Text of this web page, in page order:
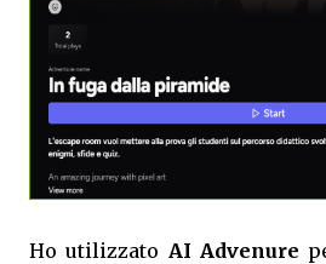
Ho utilizzato AI Advenure